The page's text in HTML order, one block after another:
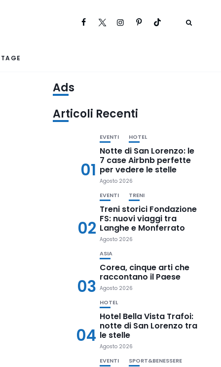
Ads
Articoli Recenti
01
EVENTI HOTEL
Notte di San Lorenzo: le
7 case Airbnb perfette
per vedere le stelle
Agosto 2026
02
EVENTI TRENI
Treni storici Fondazione
FS: nuovi viaggi tra
Langhe e Monferrato
Agosto 2026
03
ASIA
Corea, cinque arti che
raccontano il Paese
Agosto 2026
04
HOTEL
Hotel Bella Vista Trafoi:
notte di San Lorenzo tra
le stelle
Agosto 2026
EVENTI SPORT&BENESSERE